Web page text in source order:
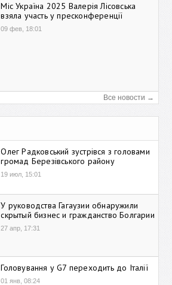
Міс Україна 2025 Валерія Лісовська
взяла участь у пресконференції
09 фев, 18:01
Все новости →
Олег Радковський зустрівся з головами
громад Березівського району
19 июл, 15:01
У руководства Гагаузии обнаружили
скрытый бизнес и гражданство Болгарии
27 апр, 17:31
Головування у G7 переходить до Італії
01 янв, 08:24